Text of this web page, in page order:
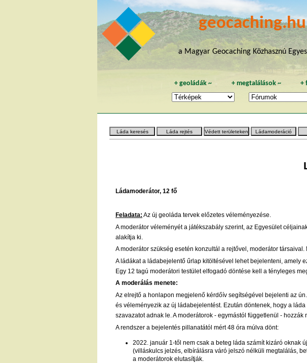
a Magyar Geocaching Közhasznú
+geoládák ~ + megtalálások~ +
Láda keresés Láda rejtés Védett területeken Ládamoderáció
Ládamoderátor, 12 fő
Feladata: Az új geoláda tervek előzetes véleményezése.
A moderátor véleményét a játékszabály szerint, az Egyesület
alakítja ki.
A moderátor szükség esetén konzultál a rejtővel, moderátor
A ládákat a ládabejelentő űrlap kitöltésével lehet bejelenteni, amely
Egy 12 tagú moderátori testület elfogadó döntése kell a tényleges
A moderálás menete:
Az elrejtő a honlapon megjelenő kérdőív segítségével bejelenti az
és véleményezik az új ládabejelentést. Ezután döntenek, hogy a
szavazatot adnak le. A moderátorok - egymástól függetlenül -
A rendszer a bejelentés pillanatától mért 48 óra múlva dönt:
2022. január 1-től nem csak a beteg láda számít kizáró oknak
(villáskulcs jelzés, elbírálásra váró jelszó nélküli megtalálás,
a moderátorok elutasítják.